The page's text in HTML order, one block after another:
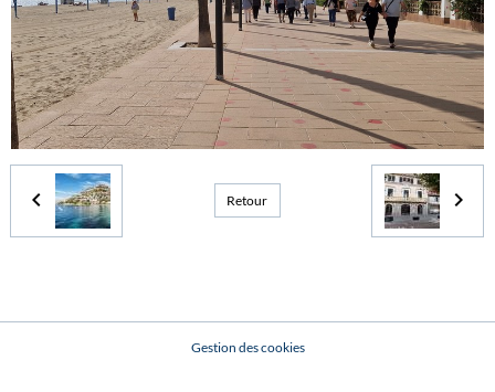
Retour
Gestion des cookies